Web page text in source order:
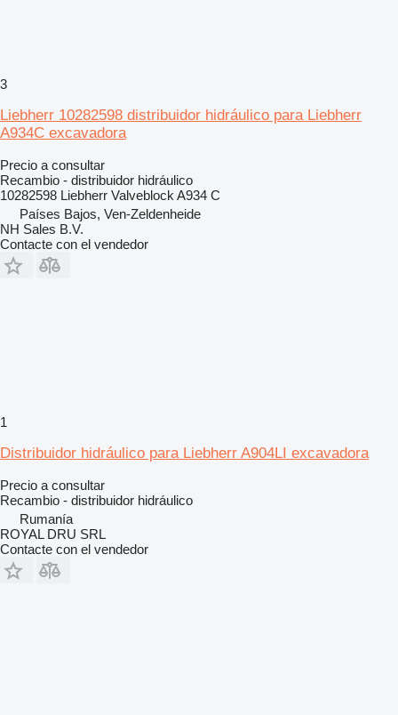
3
Liebherr 10282598 distribuidor hidráulico para Liebherr
A934C excavadora
Precio a consultar
Recambio - distribuidor hidráulico
10282598 Liebherr Valveblock A934 C
Países Bajos, Ven-Zeldenheide
NH Sales B.V.
Contacte con el vendedor
1
Distribuidor hidráulico para Liebherr A904LI excavadora
Precio a consultar
Recambio - distribuidor hidráulico
Rumanía
ROYAL DRU SRL
Contacte con el vendedor